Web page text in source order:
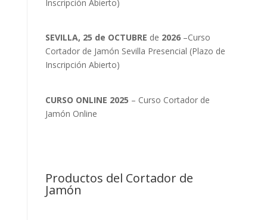
Inscripción Abierto)
SEVILLA, 25 de OCTUBRE de 2026–Curso
Cortador de Jamón Sevilla Presencial (Plazo de
Inscripción Abierto)
CURSO ONLINE 2025 – Curso Cortador de
Jamón Online
Productos del Cortador de
Jamón